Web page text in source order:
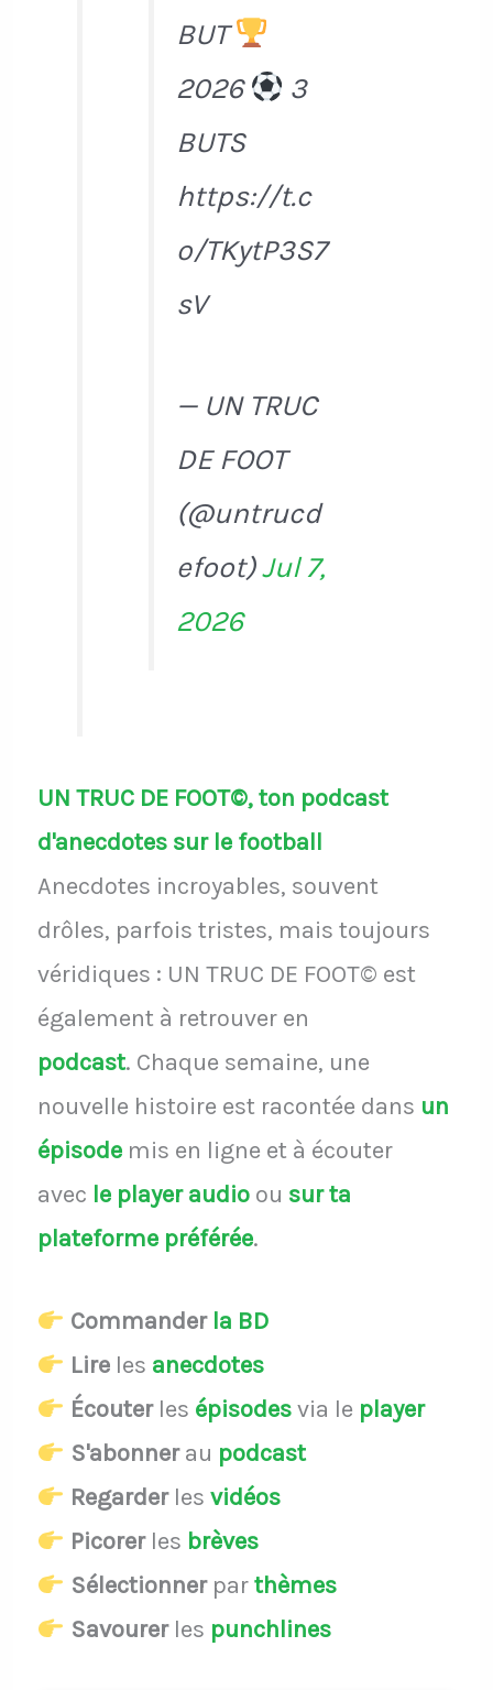
BUT
2026
3
BUTS
https://t.c
o/TKytP3S7
sV
— UN TRUC
DE FOOT
(@untrucd
efoot)Jul 7,
2026
UN TRUC DE FOOT©, ton podcast
d'anecdotes sur le football
Anecdotes incroyables, souvent
drôles, parfois tristes, mais toujours
véridiques : UN TRUC DE FOOT© est
également à retrouver en
podcast. Chaque semaine, une
nouvelle histoire est racontée dans un
épisodemis en ligne et à écouter
avec le player audio ou sur ta
plateforme préférée.
Commander la BD
Lireles anecdotes
Écouterles épisodesvia le player
S'abonnerau podcast
Regarderles vidéos
Picorerles brèves
Sélectionnerparthèmes
Savourerles punchlines